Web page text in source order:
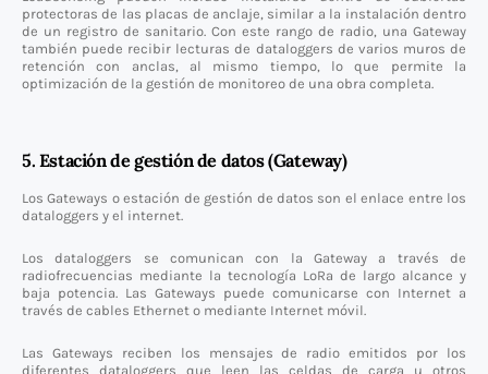
protectoras de las placas de anclaje, similar a la instalación dentro
de un registro de sanitario. Con este rango de radio, una Gateway
también puede recibir lecturas de dataloggers de varios muros de
retención con anclas, al mismo tiempo, lo que permite la
optimización de la gestión de monitoreo de una obra completa.
5. Estación de gestión de datos (Gateway)
Los Gateways o estación de gestión de datos son el enlace entre los
dataloggers y el internet.
Los dataloggers se comunican con la Gateway a través de
radiofrecuencias mediante la tecnología LoRa de largo alcance y
baja potencia. Las Gateways puede comunicarse con Internet a
través de cables Ethernet o mediante Internet móvil.
Las Gateways reciben los mensajes de radio emitidos por los
diferentes dataloggers que leen las celdas de carga u otros